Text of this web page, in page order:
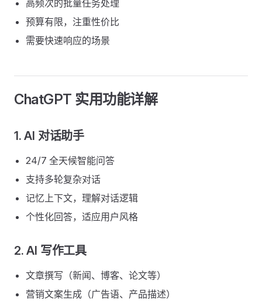
高频次的批量任务处理
预算有限，注重性价比
需要快速响应的场景
ChatGPT 实用功能详解
1. AI 对话助手
24/7 全天候智能问答
支持多轮复杂对话
记忆上下文，理解对话逻辑
个性化回答，适应用户风格
2. AI 写作工具
文章撰写（新闻、博客、论文等）
营销文案生成（广告语、产品描述）